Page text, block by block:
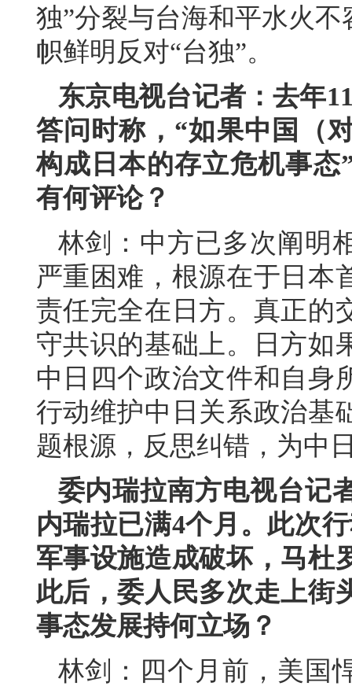
独”分裂与台海和平水火
帜鲜明反对“台独”。
东京电视台记者：去年
答问时称，“如果中国（
构成日本的存立危机事
有何评论？
林剑：中方已多次阐明
严重困难，根源在于日本
责任完全在日方。真正的
守共识的基础上。日方如
中日四个政治文件和自身
行动维护中日关系政治基
题根源，反思纠错，为中
委内瑞拉南方电视台记
内瑞拉已满4个月。此次
军事设施造成破坏，马杜
此后，委人民多次走上街
事态发展持何立场？
林剑：四个月前，美国